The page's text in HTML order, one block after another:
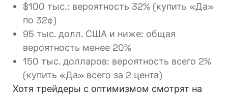
$100 тыс.: вероятность 32% (купить «Да»
по 32¢)
95 тыс. долл. США и ниже: общая
вероятность менее 20%
150 тыс. долларов: вероятность всего 2%
(купить «Да» всего за 2 цента)
Хотя трейдеры с оптимизмом смотрят на